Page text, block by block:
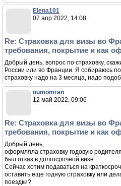
Elena101
07 апр 2022, 14:08
Re: Страховка для визы во
требования, покрытие и как
Добрый день, вопрос по страховку,
России или во Франции. Я собираюсь
страховку надо на 3 месяца, надо
oumomran
12 май 2022, 09:06
Re: Страховка для визы во
требования, покрытие и как
Добрый день,
оформляла страховку годовую
был отказ в долгосрочной визе
Сейчас хотим подаваться на
оставить еще годную страховку или
поездки?